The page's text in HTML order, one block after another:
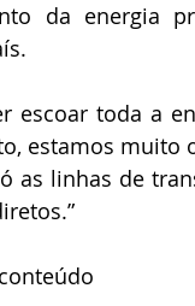
da energia
escoar toda a
estamos
as linhas de